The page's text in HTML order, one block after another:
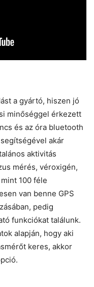
a gyártó, hiszen jó
minőséggel érkezett
és az óra bluetooth
akár
aktivitás
mérés, véroxigén,
100 féle
van benne GPS
pedig
funkciókat találunk.
alapján, hogy aki
keres, akkor